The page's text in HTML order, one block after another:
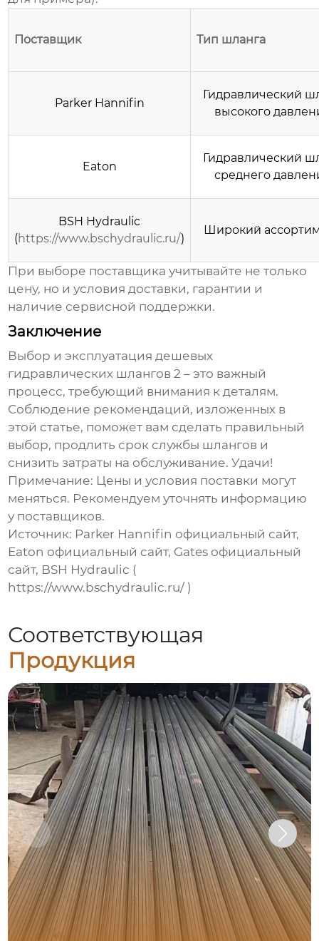
Поставщик Тип шланга
Parker Hannifin
Гидравлический
высокого
Eaton
Гидравлический
среднего
BSH Hydraulic
(https://www.bschydraulic.ru/)
Широкий
При выборе поставщика учитывайте не только
цену, но и условия доставки, гарантии и
наличие сервисной поддержки.
Заключение
Выбор и эксплуатациядешевых
гидравлических шлангов 2 – это важный
процесс, требующий внимания к деталям.
Соблюдение рекомендаций, изложенных в
этой статье, поможет вам сделать правильный
выбор, продлить срок службы шлангов и
снизить затраты на обслуживание. Удачи!
Примечание: Цены и условия поставки могут
меняться. Рекомендуем уточнять информацию
у поставщиков.
Источник: Parker Hannifin официальный сайт,
Eaton официальный сайт, Gates официальный
сайт, BSH Hydraulic (
https://www.bschydraulic.ru/ )
Соответствующая
Продукция